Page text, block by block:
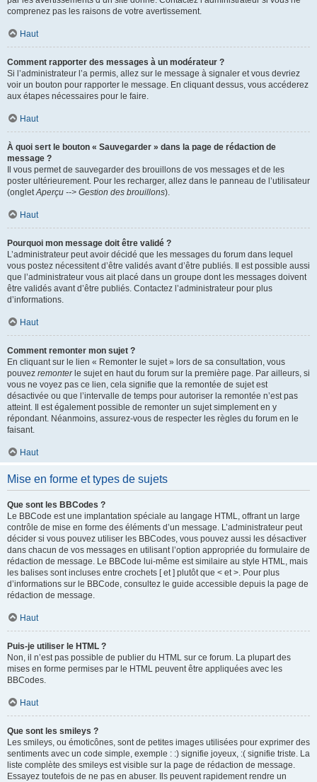
comprenez pas les raisons de votre avertissement.
Haut
Comment rapporter des messages à un modérateur ?
Si l’administrateur l’a permis, allez sur le message à signaler et vous devriez
voir un bouton pour rapporter le message. En cliquant dessus, vous accéderez
aux étapes nécessaires pour le faire.
Haut
À quoi sert le bouton « Sauvegarder » dans la page de rédaction de
message ?
Il vous permet de sauvegarder des brouillons de vos messages et de les
poster ultérieurement. Pour les recharger, allez dans le panneau de l’utilisateur
(ongletAperçu --> Gestion des brouillons).
Haut
Pourquoi mon message doit être validé ?
L’administrateur peut avoir décidé que les messages du forum dans lequel
vous postez nécessitent d’être validés avant d’être publiés. Il est possible aussi
que l’administrateur vous ait placé dans un groupe dont les messages doivent
être validés avant d’être publiés. Contactez l’administrateur pour plus
d’informations.
Haut
Comment remonter mon sujet ?
En cliquant sur le lien « Remonter le sujet » lors de sa consultation, vous
pouvez remonterle sujet en haut du forum sur la première page. Par ailleurs, si
vous ne voyez pas ce lien, cela signifie que la remontée de sujet est
désactivée ou que l’intervalle de temps pour autoriser la remontée n’est pas
atteint. Il est également possible de remonter un sujet simplement en y
répondant. Néanmoins, assurez-vous de respecter les règles du forum en le
faisant.
Haut
Mise en forme et types de sujets
Que sont les BBCodes ?
Le BBCode est une implantation spéciale au langage HTML, offrant un large
contrôle de mise en forme des éléments d’un message. L’administrateur peut
décider si vous pouvez utiliser les BBCodes, vous pouvez aussi les désactiver
dans chacun de vos messages en utilisant l’option appropriée du formulaire de
rédaction de message. Le BBCode lui-même est similaire au style HTML, mais
les balises sont incluses entre crochets [ et ] plutôt que < et >. Pour plus
d’informations sur le BBCode, consultez le guide accessible depuis la page de
rédaction de message.
Haut
Puis-je utiliser le HTML ?
Non, il n’est pas possible de publier du HTML sur ce forum. La plupart des
mises en forme permises par le HTML peuvent être appliquées avec les
BBCodes.
Haut
Que sont les smileys ?
Les smileys, ou émoticônes, sont de petites images utilisées pour exprimer des
sentiments avec un code simple, exemple : :) signifie joyeux, :( signifie triste. La
liste complète des smileys est visible sur la page de rédaction de message.
Essayez toutefois de ne pas en abuser. Ils peuvent rapidement rendre un